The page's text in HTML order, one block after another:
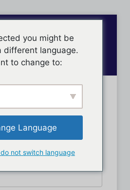
de sesión
you might be
different language.
to change to:
Language
not switch language